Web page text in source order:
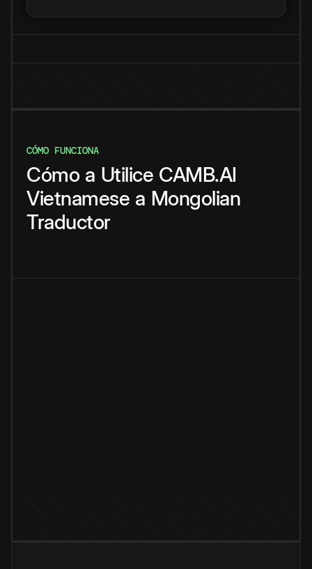
CÓMO FUNCIONA
Cómo a Utilice CAMB.AI
Vietnamese a Mongolian
Traductor